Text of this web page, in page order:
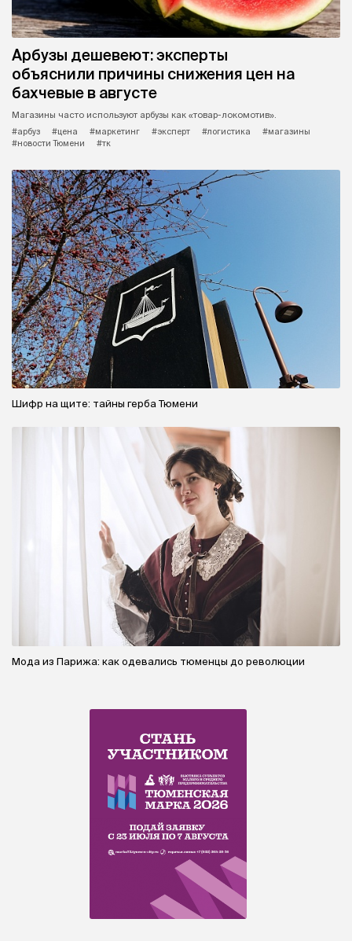
Арбузы дешевеют: эксперты
объяснили причины снижения цен на
бахчевые в августе
Магазины часто используют арбузы как «товар-локомотив».
#арбуз
#цена #маркетинг #эксперт #логистика
#магазины
#новости Тюмени
#тк
Шифр на щите: тайны герба Тюмени
Мода из Парижа: как одевались тюменцы до революции